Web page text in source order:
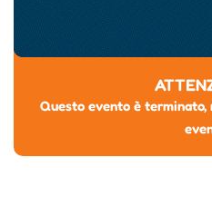
Questo evento è terminato,